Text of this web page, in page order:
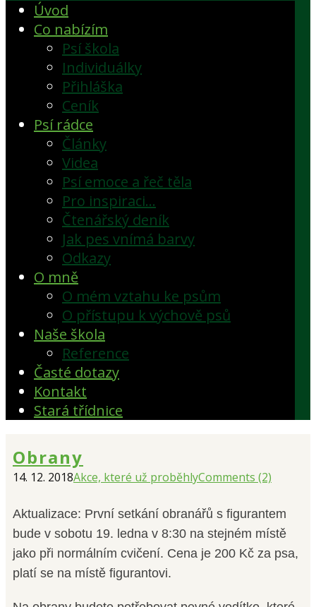
Úvod
Co nabízím
Psí škola
Individuálky
Přihláška
Ceník
Psí rádce
Články
Videa
Psí emoce a řeč těla
Pro inspiraci…
Čtenářský deník
Jak pes vnímá barvy
Odkazy
O mně
O mém vztahu ke psům
O přístupu k výchově psů
Naše škola
Reference
Časté dotazy
Kontakt
Stará třídnice
Obrany
14. 12. 2018Akce, které už proběhlyComments (2)
Aktualizace: První setkání obranářů s figurantem
bude v sobotu 19. ledna v 8:30 na stejném místě
jako při normálním cvičení. Cena je 200 Kč za psa,
platí se na místě figurantovi.